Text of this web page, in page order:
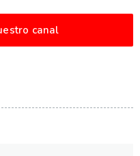
canal